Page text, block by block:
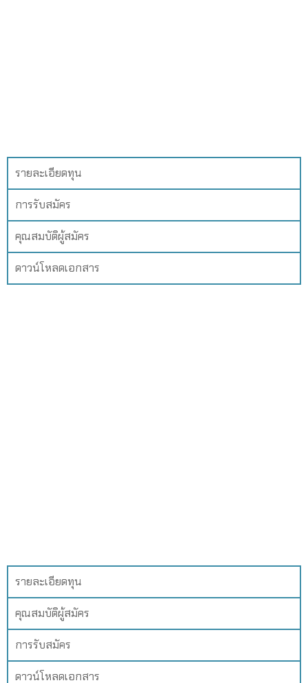
รายละเอียดทุน
การรับสมัคร
คุณสมบัติผู้สมัคร
ดาวน์โหลดเอกสาร
รายละเอียดทุน
คุณสมบัติผู้สมัคร
การรับสมัคร
ดาวน์โหลดเอกสาร